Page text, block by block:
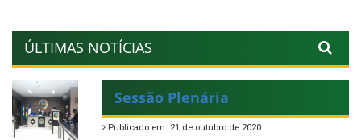
ÚLTIMAS NOTÍCIAS
Sessão Plenária
Publicado em: 21 de outubro de 2020